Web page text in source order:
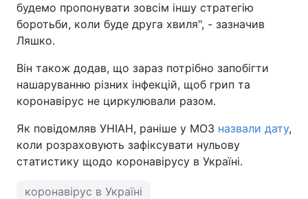
Тема оформлення
будемо пропонувати зовсім іншу стратегію
боротьби, коли буде друга хвиля", - зазначив
Ляшко.
Він також додав, що зараз потрібно запобігти
нашаруванню різних інфекцій, щоб грип та
коронавірус не циркулювали разом.
Як повідомляв УНІАН, раніше у МОЗ назвали дату,
коли розраховують зафіксувати нульову
статистику щодо коронавірусу в Україні.
коронавірус в Україні